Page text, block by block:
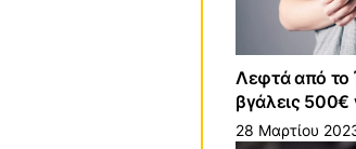
Λεφτά από το
βγάλεις
28 Μαρτίου